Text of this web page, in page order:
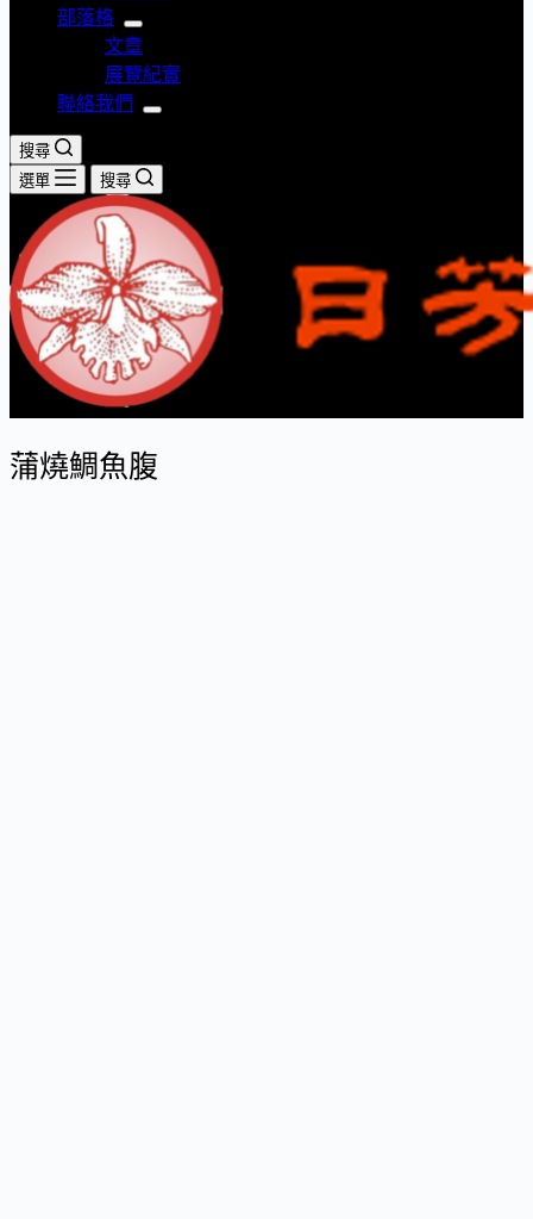
部落格
文章
展覽紀實
聯絡我們
搜尋
選單
搜尋
蒲燒鯛魚腹